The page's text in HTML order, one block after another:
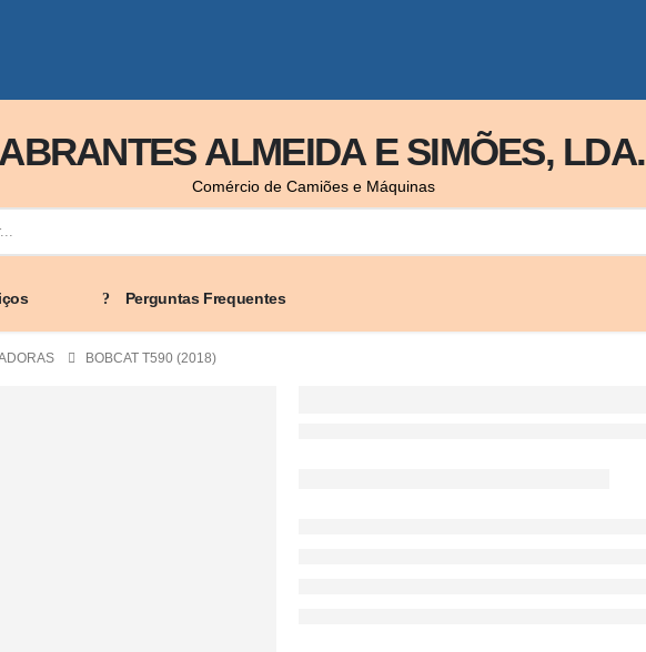
ABRANTES ALMEIDA E SIMÕES, LDA.
Comércio de Camiões e Máquinas
Perguntas Frequentes
BOBCAT T590 (2018)